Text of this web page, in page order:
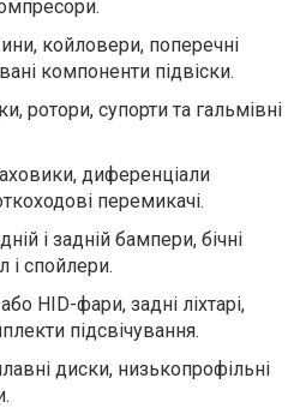
койловери, поперечні
компоненти підвіски.
ротори, супорти та гальмівні
диференціали
перемикачі.
і задній бампери, бічні
і спойлери.
HID-фари, задні ліхтарі,
підсвічування.
диски, низькопрофільні